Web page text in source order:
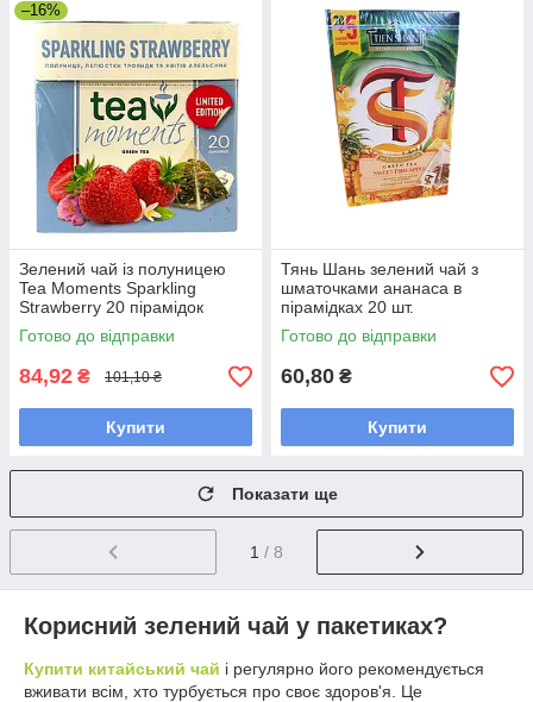
–16%
Зелений чай із полуницею
Tea Moments Sparkling
Strawberry 20 пірамідок
Готово до відправки
84,92 ₴ 101,10 ₴
Купити
Тянь Шань зелений чай з
шматочками ананаса в
пірамідках 20 шт.
Готово до відправки
60,80 ₴
Купити
Показати ще
1 / 8
Корисний зелений чай у пакетиках?
Купити китайський чай і регулярно його рекомендується
вживати всім, хто турбується про своє здоров'я. Це